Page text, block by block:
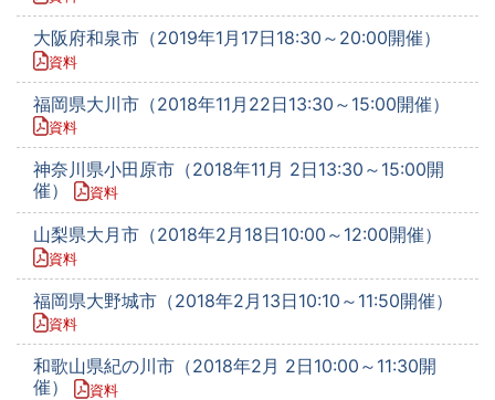
大阪府和泉市（2019年1月17日18:30～20:00開催）
資料
福岡県大川市（2018年11月22日13:30～15:00開催）
資料
神奈川県小田原市（2018年11月 2日13:30～15:00開
催）
資料
山梨県大月市（2018年2月18日10:00～12:00開催）
資料
福岡県大野城市（2018年2月13日10:10～11:50開催）
資料
和歌山県紀の川市（2018年2月 2日10:00～11:30開
催）
資料